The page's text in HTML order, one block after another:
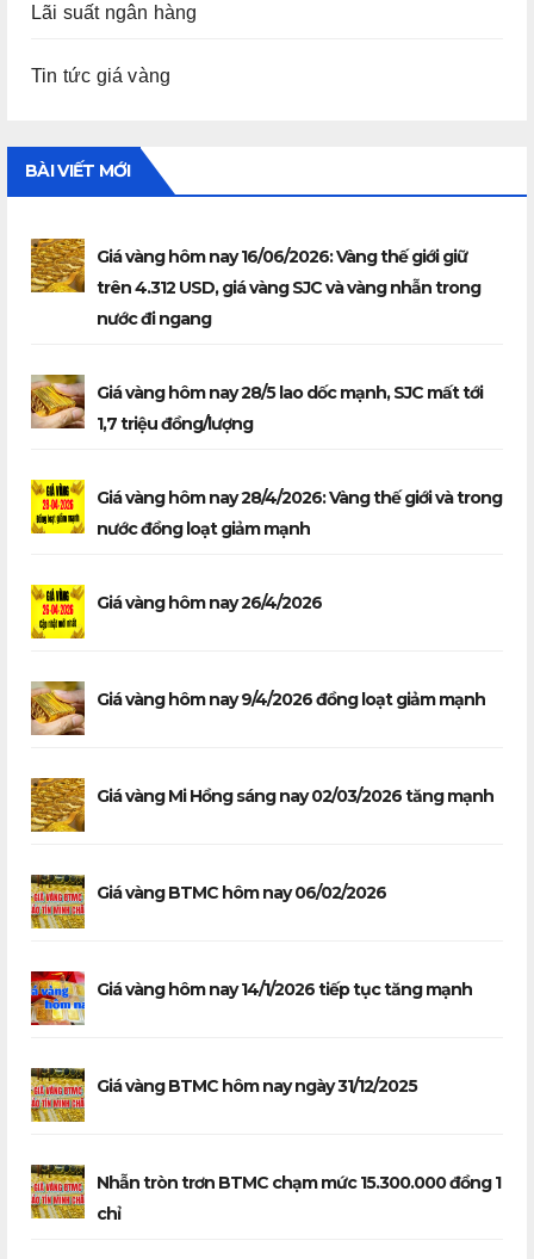
Lãi suất ngân hàng
Tin tức giá vàng
BÀI VIẾT MỚI
Giá vàng hôm nay 16/06/2026: Vàng thế giới giữ
trên 4.312 USD, giá vàng SJC và vàng nhẫn trong
nước đi ngang
Giá vàng hôm nay 28/5 lao dốc mạnh, SJC mất tới
1,7 triệu đồng/lượng
Giá vàng hôm nay 28/4/2026: Vàng thế giới và trong
nước đồng loạt giảm mạnh
Giá vàng hôm nay 26/4/2026
Giá vàng hôm nay 9/4/2026 đồng loạt giảm mạnh
Giá vàng Mi Hồng sáng nay 02/03/2026 tăng mạnh
Giá vàng BTMC hôm nay 06/02/2026
Giá vàng hôm nay 14/1/2026 tiếp tục tăng mạnh
Giá vàng BTMC hôm nay ngày 31/12/2025
Nhẫn tròn trơn BTMC chạm mức 15.300.000 đồng 1
chỉ